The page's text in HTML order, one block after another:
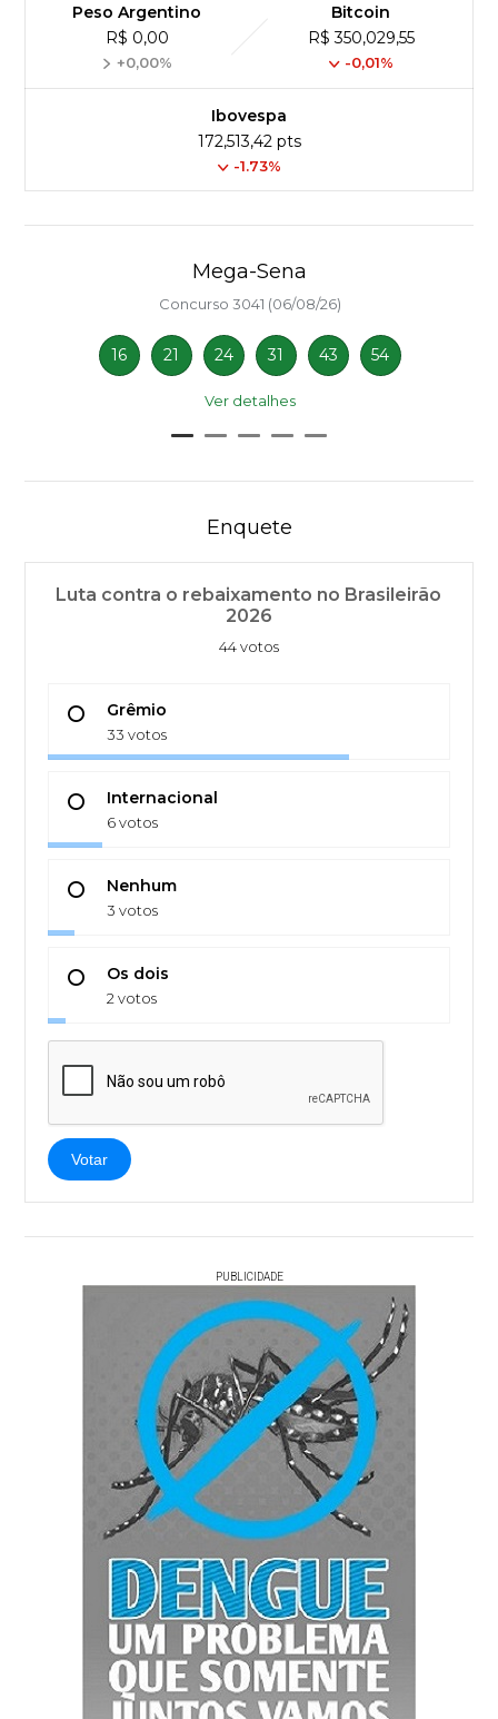
Peso Argentino
R$ 0,00
+0,00%
Bitcoin
R$ 350,029,55
-0,01%
Ibovespa
172,513,42 pts
-1.73%
Mega-Sena
Concurso 3041 (06/08/26)
16 21 24 31 43 54
Ver detalhes
Enquete
Luta contra o rebaixamento no Brasileirão
2026
44 votos
Grêmio
33 votos
Internacional
6 votos
Nenhum
3 votos
Os dois
2 votos
Votar
PUBLICIDADE